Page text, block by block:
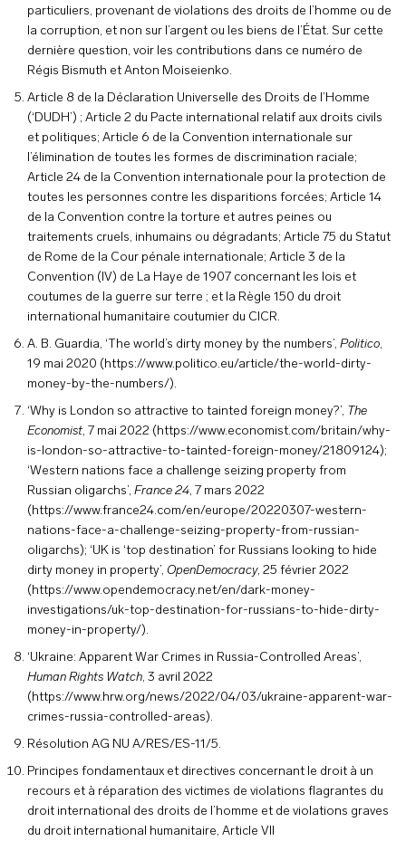
particuliers, provenant de violations des droits de l’homme ou de
la corruption, et non sur l’argent ou les biens de l’État. Sur cette
dernière question, voir les contributions dans ce numéro de
Régis Bismuth et Anton Moiseienko.
Article 8 de la Déclaration Universelle des Droits de l’Homme
(‘DUDH’) ; Article 2 du Pacte international relatif aux droits civils
et politiques; Article 6 de la Convention internationale sur
l’élimination de toutes les formes de discrimination raciale;
Article 24 de la Convention internationale pour la protection de
toutes les personnes contre les disparitions forcées; Article 14
de la Convention contre la torture et autres peines ou
traitements cruels, inhumains ou dégradants; Article 75 du Statut
de Rome de la Cour pénale internationale; Article 3 de la
Convention (IV) de La Haye de 1907 concernant les lois et
coutumes de la guerre sur terre ; et la Règle 150 du droit
international humanitaire coutumier du CICR.
A. B. Guardia, ‘The world’s dirty money by the numbers’, Politico,
19 mai 2020 (https://www.politico.eu/article/the-world-dirty-
money-by-the-numbers/).
‘Why is London so attractive to tainted foreign money?’, The
Economist, 7 mai 2022 (https://www.economist.com/britain/why-
is-london-so-attractive-to-tainted-foreign-money/21809124);
‘Western nations face a challenge seizing property from
Russian oligarchs’, France 24, 7 mars 2022
(https://www.france24.com/en/europe/20220307-western-
nations-face-a-challenge-seizing-property-from-russian-
oligarchs); ‘UK is ‘top destination’ for Russians looking to hide
dirty money in property’, OpenDemocracy, 25 février 2022
(https://www.opendemocracy.net/en/dark-money-
investigations/uk-top-destination-for-russians-to-hide-dirty-
money-in-property/).
‘Ukraine: Apparent War Crimes in Russia-Controlled Areas’,
Human Rights Watch, 3 avril 2022
(https://www.hrw.org/news/2022/04/03/ukraine-apparent-war-
crimes-russia-controlled-areas).
Résolution AG NU A/RES/ES-11/5.
Principes fondamentaux et directives concernant le droit à un
recours et à réparation des victimes de violations flagrantes du
droit international des droits de l’homme et de violations graves
du droit international humanitaire, Article VII